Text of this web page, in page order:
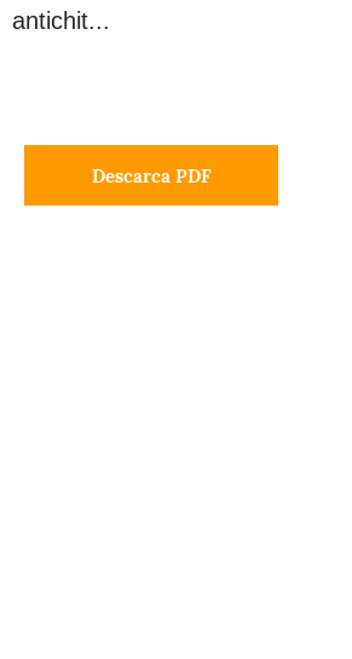
antichit...
Descarca PDF